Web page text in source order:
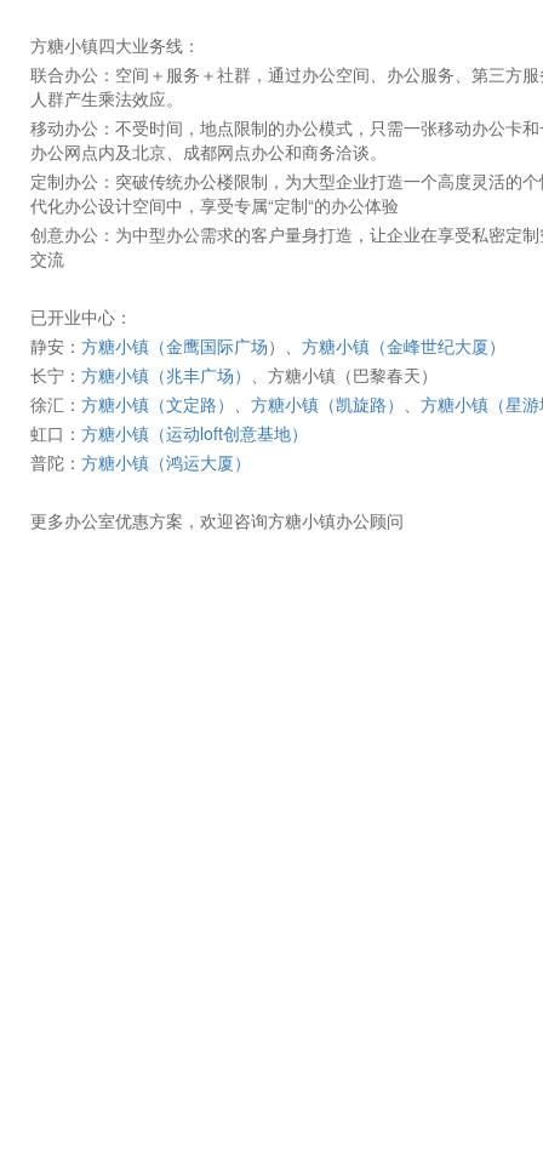
方糖小镇四大业务线：
联合办公：空间＋服务＋社群，通过办公空间、办公服务、第三方
人群产生乘法效应。
移动办公：不受时间，地点限制的办公模式，只需一张移动办公卡
办公网点内及北京、成都网点办公和商务洽谈。
定制办公：突破传统办公楼限制，为大型企业打造一个高度灵活的
代化办公设计空间中，享受专属“定制“的办公体验
创意办公：为中型办公需求的客户量身打造，让企业在享受私密定
交流
已开业中心：
静安： 方糖小镇（金鹰国际广场）、 方糖小镇（金峰世纪大厦）
长宁： 方糖小镇（兆丰广场）
、方糖小镇（巴黎春天）
徐汇： 方糖小镇（文定路） 方糖小镇（凯旋路）
方糖小镇（星
虹口： 方糖小镇（运动loft创意基地）
普陀： 方糖小镇（鸿运大厦）
更多办公室优惠方案，欢迎咨询方糖小镇办公顾问